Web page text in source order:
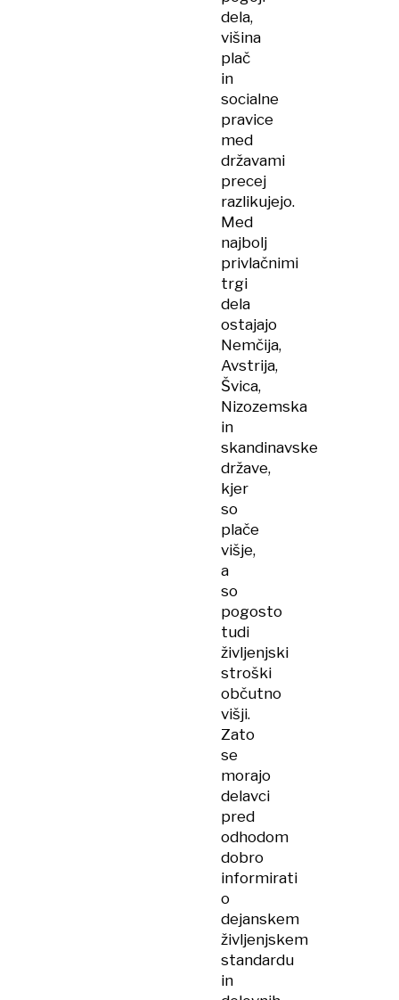
dela,
višina
plač
in
socialne
pravice
med
državami
precej
razlikujejo.
Med
najbolj
privlačnimi
trgi
dela
ostajajo
Nemčija,
Avstrija,
Švica,
Nizozemska
in
skandinavske
države,
kjer
so
plače
višje,
a
so
pogosto
tudi
življenjski
stroški
občutno
višji.
Zato
se
morajo
delavci
pred
odhodom
dobro
informirati
o
dejanskem
življenjskem
standardu
in